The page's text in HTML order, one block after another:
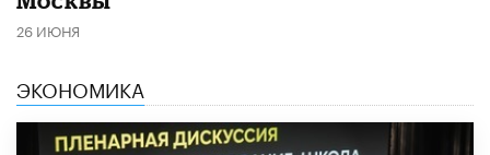
26 ИЮНЯ
ЭКОНОМИКА